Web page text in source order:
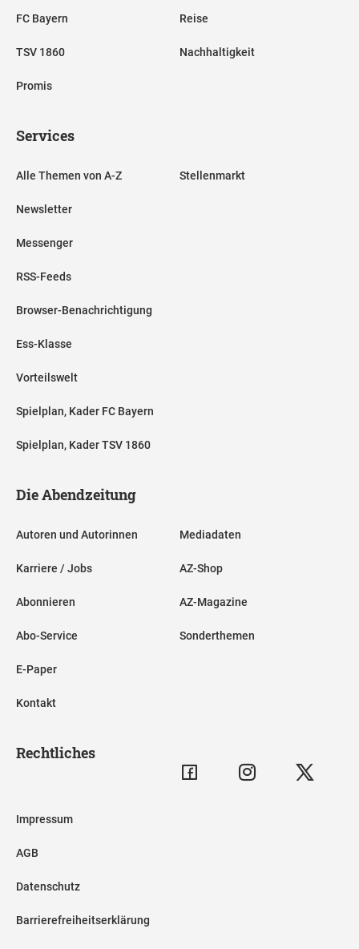
FC Bayern
TSV 1860
Promis
Reise
Nachhaltigkeit
Services
Alle Themen von A-Z
Newsletter
Messenger
RSS-Feeds
Browser-Benachrichtigung
Ess-Klasse
Vorteilswelt
Spielplan, Kader FC Bayern
Spielplan, Kader TSV 1860
Stellenmarkt
Die Abendzeitung
Autoren und Autorinnen
Karriere / Jobs
Abonnieren
Abo-Service
E-Paper
Kontakt
Mediadaten
AZ-Shop
AZ-Magazine
Sonderthemen
Rechtliches
Impressum
AGB
Datenschutz
Barrierefreiheitserklärung